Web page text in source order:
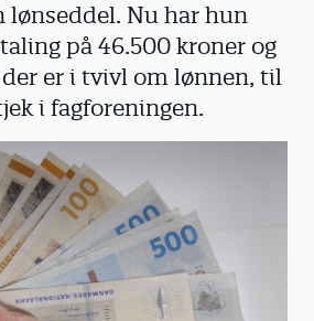
lønseddel. Nu har hun
på 46.500 kroner og
er i tvivl om lønnen, til
i fagforeningen.